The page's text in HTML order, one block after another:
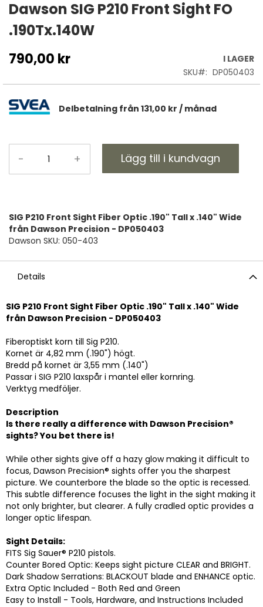
till
början
av
bildgalleriet
Dawson SIG P210 Front Sight FO
.190Tx.140W
790,00 kr
I LAGER
SKU
DP050403
Delbetalning från 131,00 kr / månad
- + Lägg till i kundvagn
SIG P210 Front Sight Fiber Optic .190" Tall x .140" Wide
från Dawson Precision - DP050403
Dawson SKU: 050-403
Details
SIG P210 Front Sight Fiber Optic .190" Tall x .140" Wide
från Dawson Precision - DP050403
Fiberoptiskt korn till Sig P210.
Kornet är 4,82 mm (.190") högt.
Bredd på kornet är 3,55 mm (.140")
Passar i SIG P210 laxspår i mantel eller kornring.
Verktyg medföljer.
Description
Is there really a difference with Dawson Precision®
sights? You bet there is!
While other sights give off a hazy glow making it difficult to
focus, Dawson Precision® sights offer you the sharpest
picture. We counterbore the blade so the optic is recessed.
This subtle difference focuses the light in the sight making it
not only brighter, but clearer. A fully cradled optic provides a
longer optic lifespan.
Sight Details:
FITS Sig Sauer® P210 pistols.
Counter Bored Optic: Keeps sight picture CLEAR and BRIGHT.
Dark Shadow Serrations: BLACKOUT blade and ENHANCE optic.
Extra Optic Included - Both Red and Green
Easy to Install - Tools, Hardware, and Instructions Included